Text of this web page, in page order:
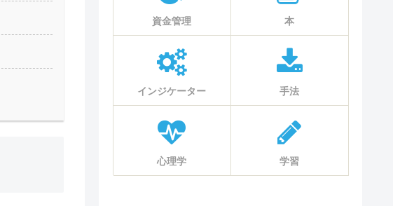
資金管理 本
インジケーター 手法
心理学 学習